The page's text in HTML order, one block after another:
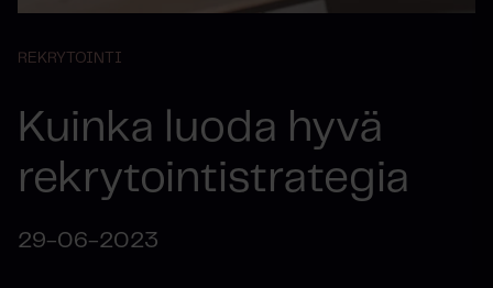
REKRYTOINTI
Kuinka luoda hyvä
rekrytointistrategia
29-06-2023